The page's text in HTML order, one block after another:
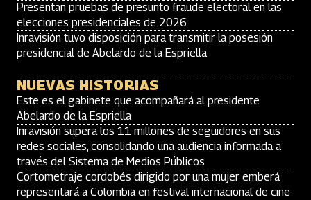
Presentan pruebas de presunto fraude electoral en las
elecciones presidenciales de 2026
Inravisión tuvo disposición para transmitir la posesión
presidencial de Abelardo de la Espriella
NUEVAS HISTORIAS
Este es el gabinete que acompañará al presidente
Abelardo de la Espriella
Inravisión supera los 11 millones de seguidores en sus
redes sociales, consolidando una audiencia informada a
través del Sistema de Medios Públicos
Cortometraje cordobés dirigido por una mujer emberá
representará a Colombia en festival internacional de cine